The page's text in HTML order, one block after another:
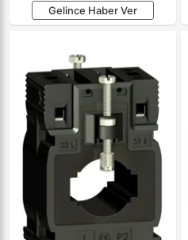
Gelince Haber Ver